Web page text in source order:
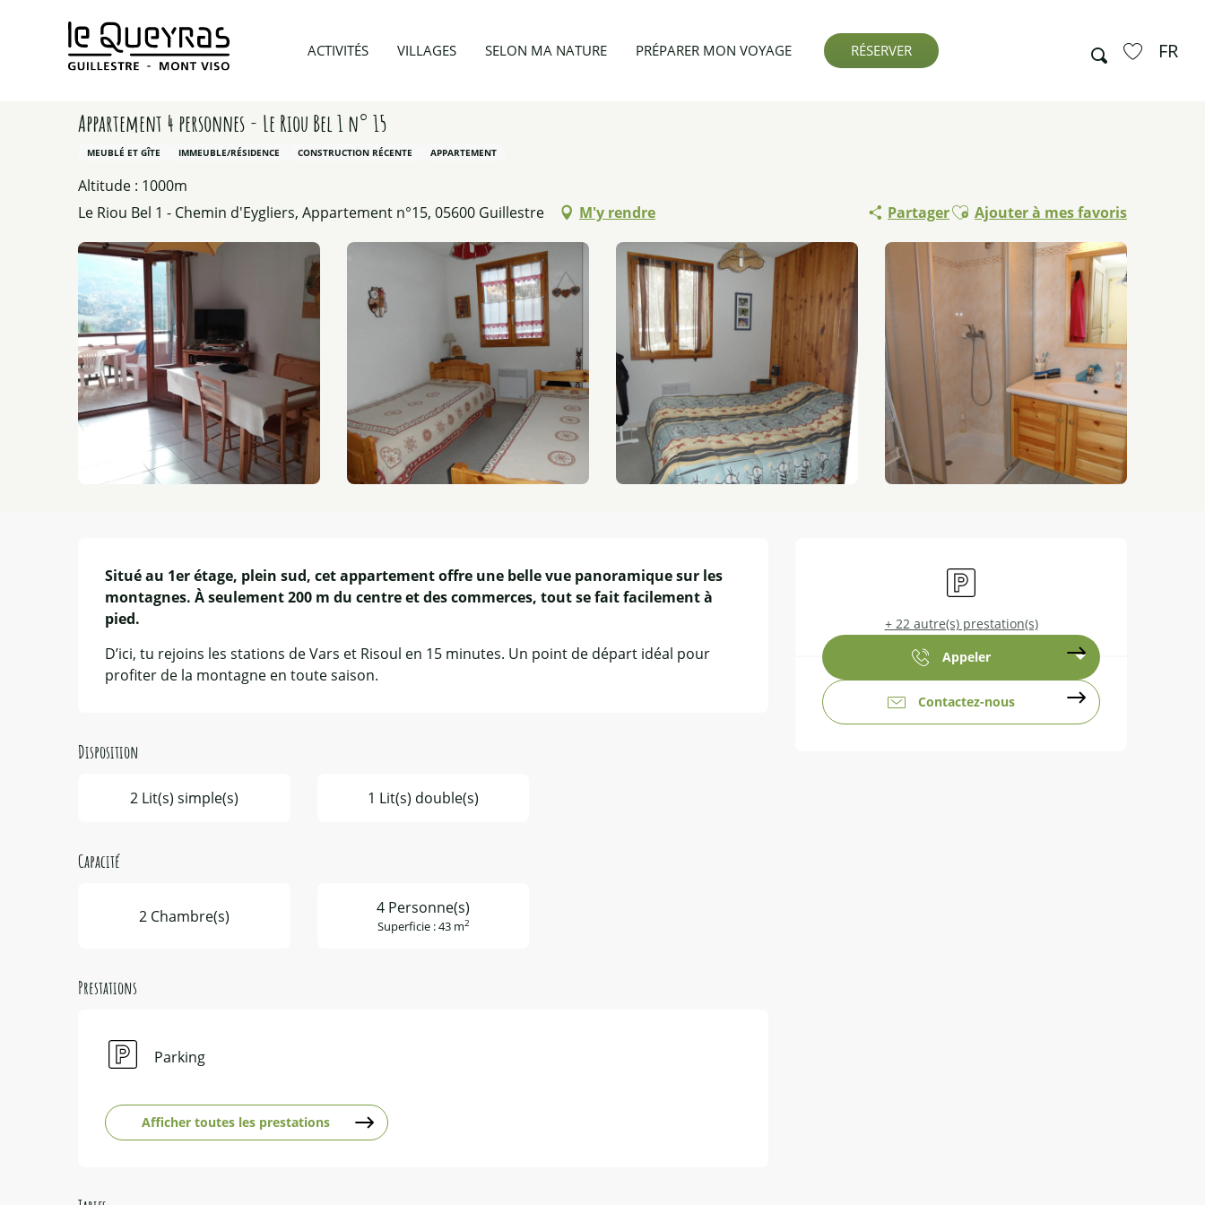
Recherche FR
ACTIVITÉS VILLAGES SELON MA NATURE PRÉPARER MON VOYAGE RÉSERVER
Accueil Préparer mon voyage Hébergements
Appartement 4 personnes - Le Riou Bel 1 n° 15
MEUBLÉ ET GÎTE IMMEUBLE/RÉSIDENCE CONSTRUCTION RÉCENTE APPARTEMENT
Altitude : 1000m
Le Riou Bel 1 - Chemin d'Eygliers, Appartement n°15, 05600 Guillestre
M'y rendre PartagerAjouter aux favoris
Ajouter à mes favoris
Parking
+ 22 autre(s) prestation(s)
Appeler
Contactez-nous
Situé au 1er étage, plein sud, cet appartement offre une belle vue panoramique sur les
montagnes. À seulement 200 m du centre et des commerces, tout se fait facilement à
pied.
D’ici, tu rejoins les stations de Vars et Risoul en 15 minutes. Un point de départ idéal pour
profiter de la montagne en toute saison.
Disposition
2 Lit(s) simple(s) 1 Lit(s) double(s)
Capacité
2 Chambre(s) 4 Personne(s)
Superficie : 43 m2
Prestations
Parking
Afficher toutes les prestations